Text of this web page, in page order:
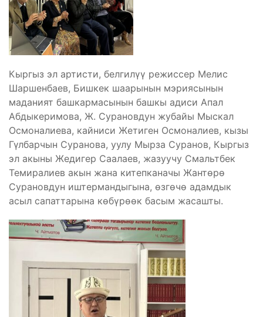
Кыргыз эл артисти, белгилүү режиссер Мелис
Шаршенбаев, Бишкек шаарынын мэриясынын
маданият башкармасынын башкы адиси Апал
Абдыкеримова, Ж. Сурановдун жубайы Мыскал
Осмоналиева, кайниси Жетиген Осмоналиев, кызы
Гүлбарчын Суранова, уулу Мырза Суранов, Кыргыз
эл акыны Жедигер Саалаев, жазуучу Смальтбек
Темиралиев акын жана китепканачы Жантөрө
Сурановдун иштермандыгына, өзгөчө адамдык
асыл сапаттарына көбүрөөк басым жасашты.